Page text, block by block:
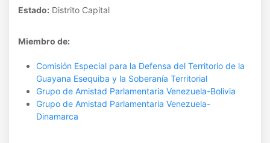
Estado: Distrito Capital
Miembro de:
Comisión Especial para la Defensa del Territorio de la
Guayana Esequiba y la Soberanía Territorial
Grupo de Amistad Parlamentaria Venezuela-Bolivia
Grupo de Amistad Parlamentaria Venezuela-
Dinamarca